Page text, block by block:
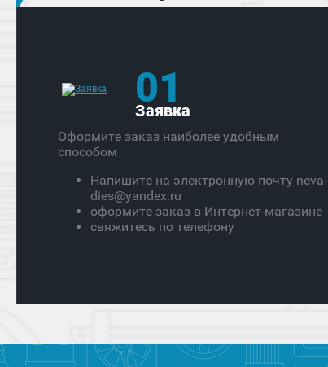
01
Заявка
Оформите заказ наиболее удобным
способом
Напишите на электронную почту neva-
dies@yandex.ru
оформите заказ в Интернет-магазине
свяжитесь по телефону